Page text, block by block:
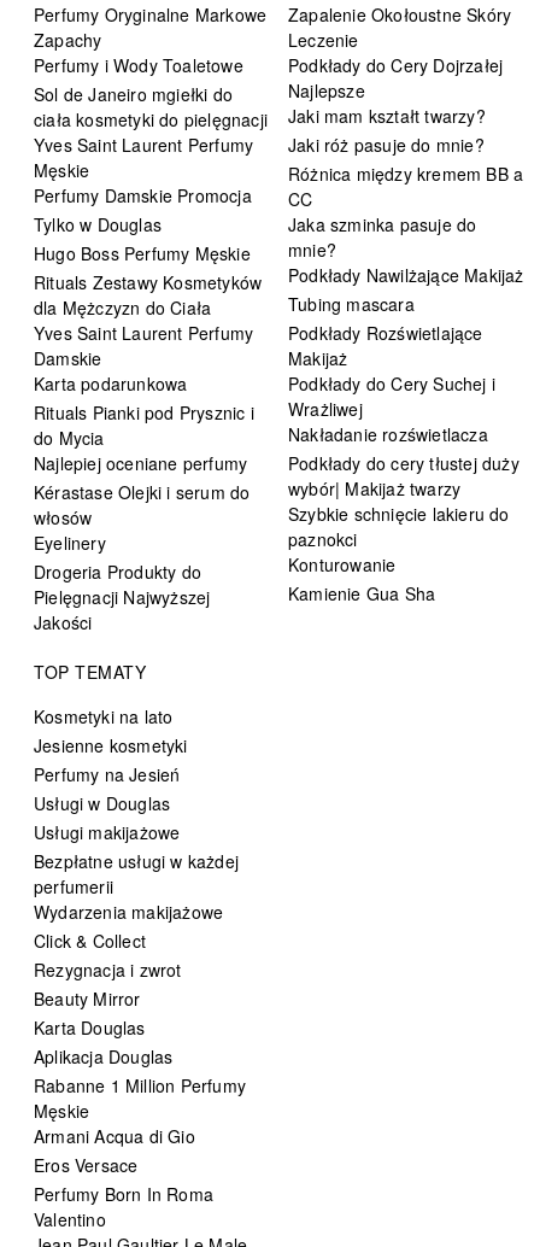
Perfumy Oryginalne Markowe
Zapachy
Perfumy i Wody Toaletowe
Sol de Janeiro mgiełki do
ciała kosmetyki do pielęgnacji
Yves Saint Laurent Perfumy
Męskie
Perfumy Damskie Promocja
Tylko w Douglas
Hugo Boss Perfumy Męskie
Rituals Zestawy Kosmetyków
dla Mężczyzn do Ciała
Yves Saint Laurent Perfumy
Damskie
Karta podarunkowa
Rituals Pianki pod Prysznic i
do Mycia
Najlepiej oceniane perfumy
Kérastase Olejki i serum do
włosów
Eyelinery
Drogeria Produkty do
Pielęgnacji Najwyższej
Jakości
Zapalenie Okołoustne Skóry
Leczenie
Podkłady do Cery Dojrzałej
Najlepsze
Jaki mam kształt twarzy?
Jaki róż pasuje do mnie?
Różnica między kremem BB a
CC
Jaka szminka pasuje do
mnie?
Podkłady Nawilżające Makijaż
Tubing mascara
Podkłady Rozświetlające
Makijaż
Podkłady do Cery Suchej i
Wrażliwej
Nakładanie rozświetlacza
Podkłady do cery tłustej duży
wybór| Makijaż twarzy
Szybkie schnięcie lakieru do
paznokci
Konturowanie
Kamienie Gua Sha
TOP TEMATY
Kosmetyki na lato
Jesienne kosmetyki
Perfumy na Jesień
Usługi w Douglas
Usługi makijażowe
Bezpłatne usługi w każdej
perfumerii
Wydarzenia makijażowe
Click & Collect
Rezygnacja i zwrot
Beauty Mirror
Karta Douglas
Aplikacja Douglas
Rabanne 1 Million Perfumy
Męskie
Armani Acqua di Gio
Eros Versace
Perfumy Born In Roma
Valentino